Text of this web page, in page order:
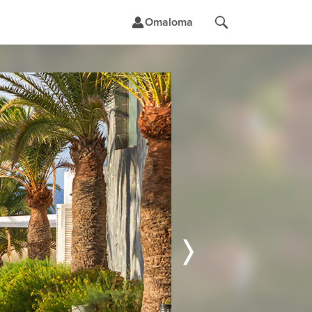
Omaloma